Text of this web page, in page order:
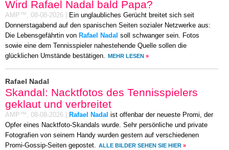
Wird Rafael Nadal bald Papa?
AMP™, 08-08-2026
Ein unglaubliches Gerücht breitet sich seit
Donnerstagabend auf den spanischen Seiten sozialer Netzwerke aus:
Die Lebensgefährtin von Rafael Nadal soll schwanger sein. Fotos
sowie eine dem Tennisspieler nahestehende Quelle sollen die
glücklichen Umstände bestätigen.
MEHR LESEN »
Rafael Nadal
Skandal: Nacktfotos des Tennisspielers
geklaut und verbreitet
AMP™, 08-08-2026 Rafael Nadal ist offenbar der neueste Promi, der
Opfer eines Nacktfoto-Skandals wurde. Sehr persönliche und private
Fotografien von seinem Handy wurden gestern auf verschiedenen
Promi-Gossip-Seiten gepostet. ALLE BILDER SEHEN SIE HIER »